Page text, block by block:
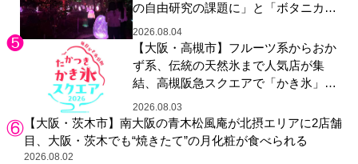
の自由研究の課題に」と「ボタニカル
ガーデン 大阪」へ招待
2026.08.04
【大阪・高槻市】フルーツ系からおか
ず系、伝統の天然氷まで人気店が集
結、高槻阪急スクエアで「かき氷」祭
り
2026.08.03
【大阪・茨木市】南大阪の青木松風庵が北摂エリアに2店舗
目、大阪・茨木でも“焼きたて”の月化粧が食べられる
2026.08.02